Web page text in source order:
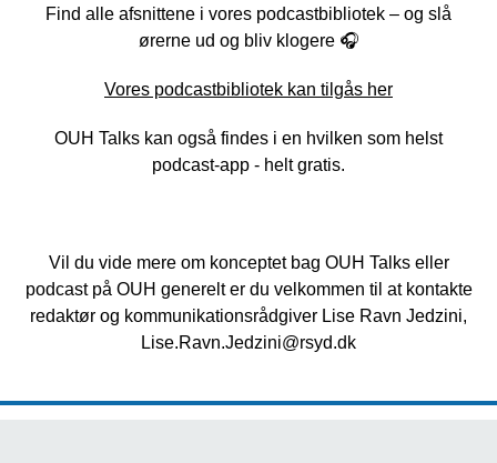
Find alle afsnittene i vores podcastbibliotek – og slå
ørerne ud og bliv klogere 🎧
Vores podcastbibliotek kan tilgås her
OUH Talks kan også findes i en hvilken som helst
podcast-app - helt gratis.
Vil du vide mere om konceptet bag OUH Talks eller
podcast på OUH generelt er du velkommen til at kontakte
redaktør og kommunikationsrådgiver Lise Ravn Jedzini,
Lise.Ravn.Jedzini@rsyd.dk